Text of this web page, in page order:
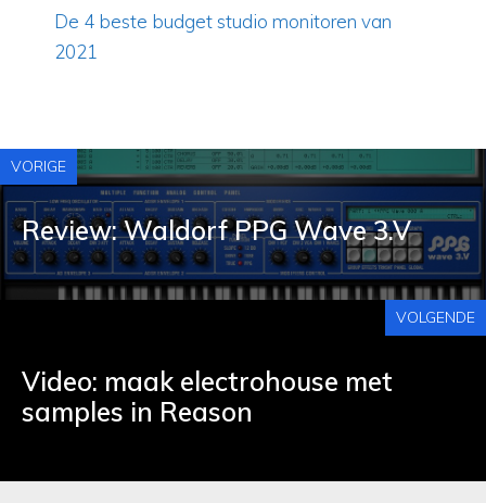
De 4 beste budget studio monitoren van
2021
VORIGE
Review: Waldorf PPG Wave 3.V
VOLGENDE
Video: maak electrohouse met
samples in Reason